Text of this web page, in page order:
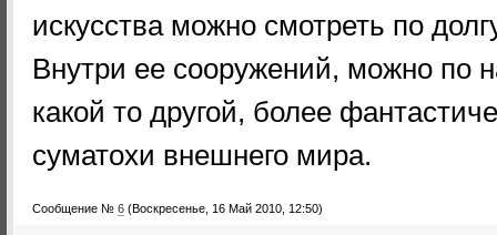
искусства можно смотреть по
Внутри ее сооружений, можно по
какой то другой, более
суматохи внешнего мира.
Сообщение № 6 (Воскресенье, 16 Май 2010, 12:50)